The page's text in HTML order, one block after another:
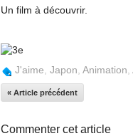
Un film à découvrir.
J'aime Japon Animation
« Article précédent
Commenter cet article